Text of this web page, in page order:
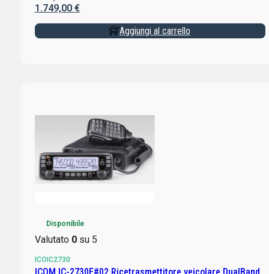
1.749,00 €
Aggiungi al carrello
Disponibile
Valutato 0su 5
ICOIC2730